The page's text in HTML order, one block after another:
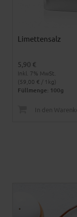
Limettensalz
5,90 €
Inkl. 7% MwSt.
(59,00 € / 1kg)
Füllmenge: 100g
In den